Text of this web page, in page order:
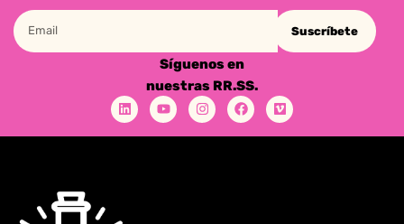
Suscríbete
Síguenos en
nuestras RR.SS.